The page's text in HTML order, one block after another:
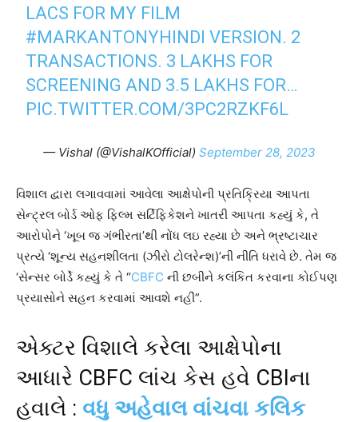
LACS FOR MY FILM
#MARKANTONYHINDI VERSION. 2
TRANSACTIONS. 3 LAKHS FOR
SCREENING AND 3.5 LAKHS FOR…
PIC.TWITTER.COM/3PC2RZKF6L
— Vishal (@VishalKOfficial) September 28, 2023
વિશાલ દ્વારા લગાવવામાં આવેલા આક્ષેપોની પ્રતિક્રિયા આપતા
સેન્ટ્રલ બોર્ડ ઓફ ફિલ્મ સર્ટિફિકેશને ખાતરી આપતા કહ્યું કે, તે
આરોપોને ‘ખૂબ જ ગંભીરતા’થી નોંધ લઇ રહ્યા છે અને ભ્રષ્ટાચાર
પ્રત્યે ‘શૂન્ય સહનશીલતા (ઝીરો ટોલરેન્શ)’ની નીતિ ધરાવે છે. તેમ જ
‘સેન્સર બોર્ડે કહ્યું કે તે “CBFC ની છબીને કલંકિત કરવાના કોઈપણ
પ્રયાસોને સહન કરવામાં આવશે નહીં”.
એક્ટર વિશાલે કરેલા આક્ષેપોના
આધારે CBFC લાંચ કેસ હવે CBIના
હવાલે : વધુ અહેવાલ વાંચવા કલિક